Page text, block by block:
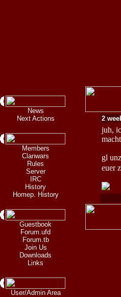
News
Next Actions
Members
Clanwars
Rules
Server
IRC
History
Homep. History
Guestbook
Forum.ufd
Forum.tb
Join Us
Downloads
Links
User/Admin Area
2
juh,
gl
euer